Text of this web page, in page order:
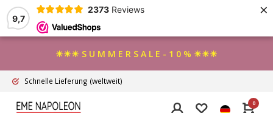
9,7
2373 Reviews ×
☀☀☀ S U M M E R S A L E - 1 0 % ☀☀☀
Schnelle Lieferung (weltweit)
0